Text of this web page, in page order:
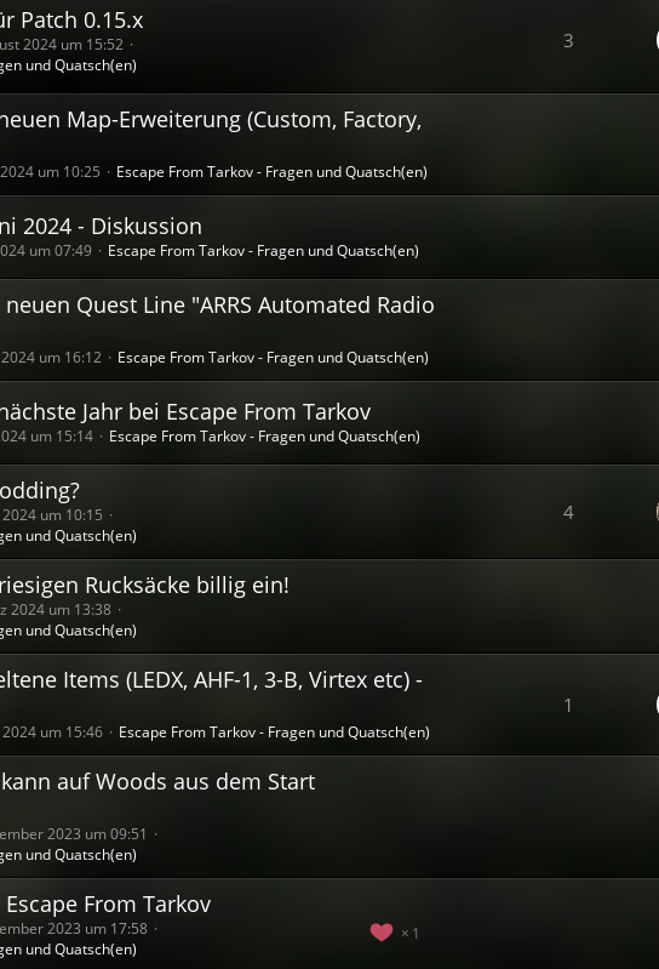
Patch 0.15.x
2024 um 15:52
und Quatsch(en)
3
Map-Erweiterung (Custom, Factory,
um 10:25 Escape From Tarkov - Fragen und Quatsch(en)
2024 - Diskussion
um 07:49 Escape From Tarkov - Fragen und Quatsch(en)
Quest Line "ARRS Automated Radio
um 16:12 Escape From Tarkov - Fragen und Quatsch(en)
Jahr bei Escape From Tarkov
um 15:14 Escape From Tarkov - Fragen und Quatsch(en)
um 10:15
und Quatsch(en)
4
Rucksäcke billig ein!
2024 um 13:38
und Quatsch(en)
Items (LEDX, AHF-1, 3-B, Virtex etc) -
um 15:46 Escape From Tarkov - Fragen und Quatsch(en)
1
kann auf Woods aus dem Start
2023 um 09:51
und Quatsch(en)
From Tarkov
1
2023 um 17:58
und Quatsch(en)